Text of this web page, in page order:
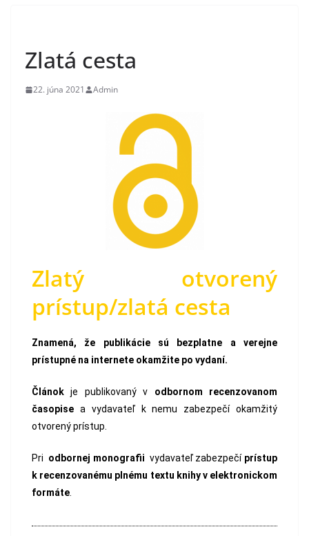
Zlatá cesta
22. júna 2021 Admin
Zlatý otvorený
prístup/zlatá cesta
Znamená, že publikácie sú bezplatne a verejne
prístupné na internete okamžite po vydaní.
Článok je publikovaný v odbornom recenzovanom
časopise a vydavateľ k nemu zabezpečí okamžitý
otvorený prístup.
Pri odbornej monografii vydavateľ zabezpečí prístup
k recenzovanému plnému textu knihy v elektronickom
formáte